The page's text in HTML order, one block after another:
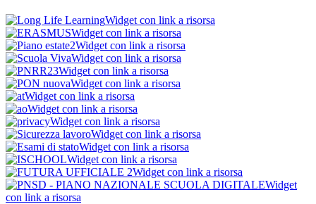
Widget con link a risorsa
Widget con link a risorsa
Widget con link a risorsa
Widget con link a risorsa
Widget con link a risorsa
Widget con link a risorsa
Widget con link a risorsa
Widget con link a risorsa
Widget con link a risorsa
Widget con link a risorsa
Widget con link a risorsa
Widget con link a risorsa
Widget con link a risorsa
Widget
con link a risorsa